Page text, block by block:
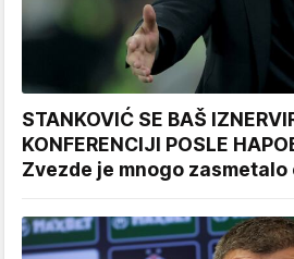
STANKOVIĆ SE BAŠ
KONFERENCIJI POSLE
Zvezde je mnogo